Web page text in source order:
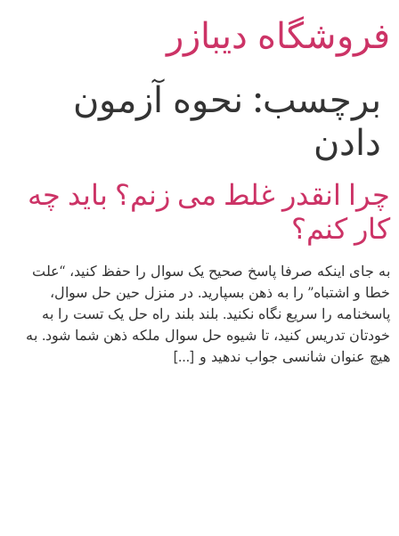
محتوا
فروشگاه دیبازر
برچسب: نحوه آزمون
دادن
چرا انقدر غلط می زنم؟ باید چه
کار کنم؟
به جای اینکه صرفا پاسخ صحیح یک سوال را حفظ کنید، “علت
خطا و اشتباه” را به ذهن بسپارید. در منزل حین حل سوال،
پاسخنامه را سریع نگاه نکنید. بلند بلند راه حل یک تست را به
خودتان تدریس کنید، تا شیوه حل سوال ملکه ذهن شما شود. به
هیچ عنوان شانسی جواب ندهید و […]